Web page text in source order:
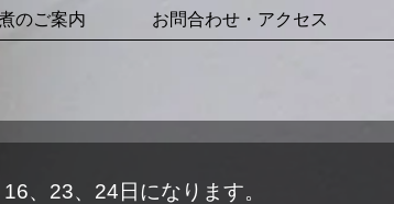
のご案内 お問合わせ・アクセス
、23、24日になります。